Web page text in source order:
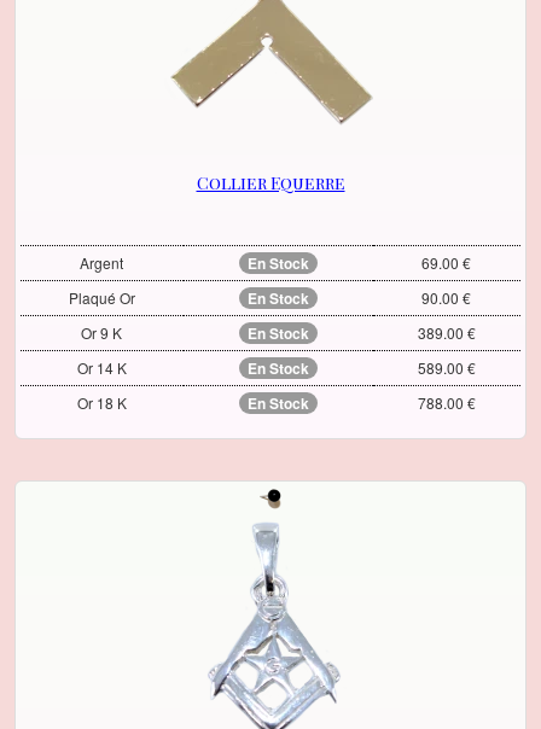
Collier Equerre
Argent En Stock
69.00 €
Plaqué Or
En Stock
90.00 €
Or 9 K
En Stock
389.00 €
Or 14 K
En Stock
589.00 €
Or 18 K
En Stock 788.00 €